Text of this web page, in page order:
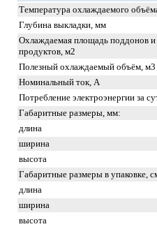
Температура охлаждаемого
Глубина выкладки, мм
Охлаждаемая площадь поддонов и
продуктов, м2
Полезный охлаждаемый объём, м3
Номинальный ток, A
Потребление электроэнергии за
Габаритные размеры, мм:
длина
ширина
высота
Габаритные размеры в упаковке,
длина
ширина
высота